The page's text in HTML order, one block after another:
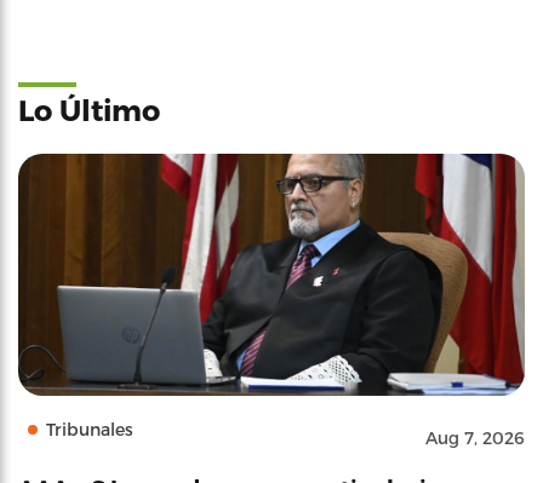
Lo Último
Tribunales Aug 7, 2026